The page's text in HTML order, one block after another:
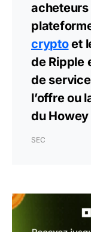
acheteurs
cryptoet
de Ripple
de
l’offre ou
du Howey
SEC